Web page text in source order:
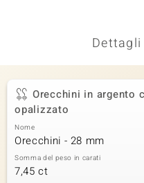
Orecchini in argento
opalizzato
Nome
Orecchini - 28 mm
Somma del peso in carati
7,45 ct